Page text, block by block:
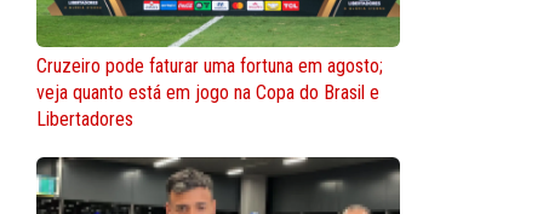
Cruzeiro pode faturar uma fortuna em agosto;
veja quanto está em jogo na Copa do Brasil e
Libertadores